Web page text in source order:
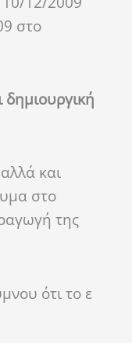
στο
δημιουργική
και
στο
της
ότι το ε